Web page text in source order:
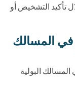
تأكيد التشخيص أو
المسالك
البولية